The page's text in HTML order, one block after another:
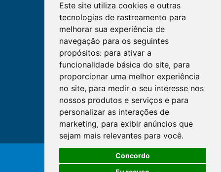
Este site utiliza cookies e outras
tecnologias de rastreamento para
melhorar sua experiência de
navegação para os seguintes
propósitos: para ativar a
funcionalidade básica do site, para
proporcionar uma melhor experiência
no site, para medir o seu interesse nos
nossos produtos e serviços e para
personalizar as interações de
marketing, para exibir anúncios que
sejam mais relevantes para você.
Concordo
© Copyright 2026 - Cofen/CORENs
O WhatsApp é o principal canal
de atendimento do Coren-DF.